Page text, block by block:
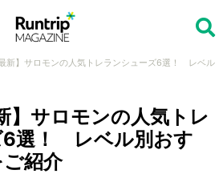
検索
新】サロモンの人気トレランシューズ6選！ レベル
】サロモンの人気トレ
6選！ レベル別おす
紹介